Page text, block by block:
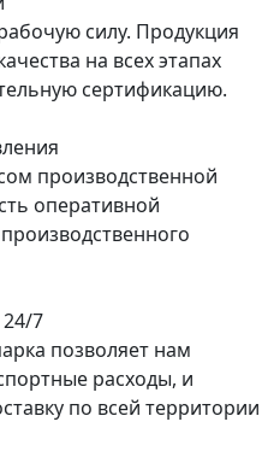
силу. Продукция
на всех этапах
сертификацию.
производственной
оперативной
7
позволяет нам
расходы, и
по всей территории